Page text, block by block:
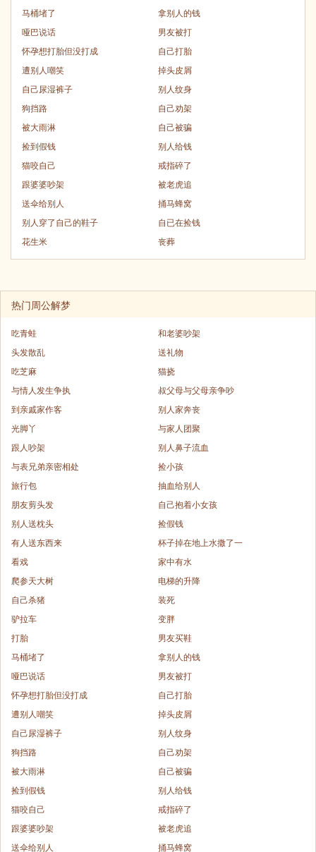
马桶堵了
拿别人的钱
哑巴说话
男友被打
怀孕想打胎但没打成
自己打胎
遭别人嘲笑
掉头皮屑
自己尿湿裤子
别人纹身
狗挡路
自己劝架
被大雨淋
自己被骗
捡到假钱
别人给钱
猫咬自己
戒指碎了
跟婆婆吵架
被老虎追
送伞给别人
捅马蜂窝
别人穿了自己的鞋子
自已在捡钱
花生米
丧葬
热门周公解梦
吃青蛙
和老婆吵架
头发散乱
送礼物
吃芝麻
猫挠
与情人发生争执
叔父母与父母亲争吵
到亲戚家作客
别人家奔丧
光脚丫
与家人团聚
跟人吵架
别人鼻子流血
与表兄弟亲密相处
捡小孩
旅行包
抽血给别人
朋友剪头发
自己抱着小女孩
别人送枕头
捡假钱
有人送东西来
杯子掉在地上水撒了一
看戏
家中有水
爬参天大树
电梯的升降
自己杀猪
装死
驴拉车
变胖
打胎
男友买鞋
马桶堵了
拿别人的钱
哑巴说话
男友被打
怀孕想打胎但没打成
自己打胎
遭别人嘲笑
掉头皮屑
自己尿湿裤子
别人纹身
狗挡路
自己劝架
被大雨淋
自己被骗
捡到假钱
别人给钱
猫咬自己
戒指碎了
跟婆婆吵架
被老虎追
送伞给别人
捅马蜂窝